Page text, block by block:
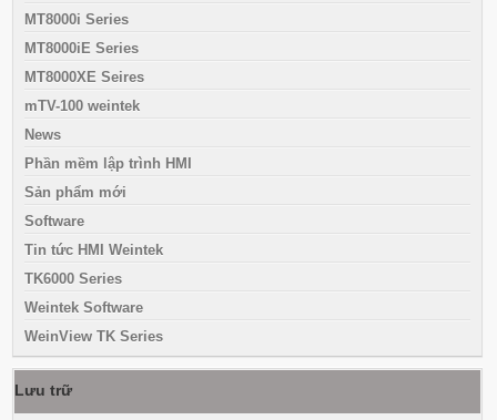
MT8000i Series
MT8000iE Series
MT8000XE Seires
mTV-100 weintek
News
Phần mềm lập trình HMI
Sản phẩm mới
Software
Tin tức HMI Weintek
TK6000 Series
Weintek Software
WeinView TK Series
Lưu trữ